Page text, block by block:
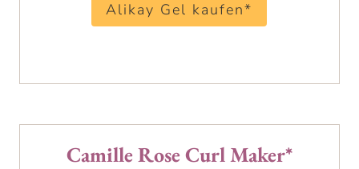
Alikay Gel kaufen*
Camille Rose Curl Maker*